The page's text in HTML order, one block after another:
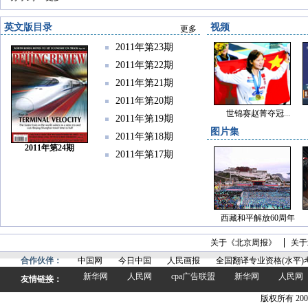
英文版目录 更多
2011年第24期
2011年第23期
2011年第22期
2011年第21期
2011年第20期
2011年第19期
2011年第18期
2011年第17期
视频
世锦赛赵菁夺冠...
图片集
西藏和平解放60周年
关于《北京周报》
关
合作伙伴：
中国网 今日中国 人民画报
全国翻译专业资格(水平)
友情链接：
新华网 人民网 cpa广告联盟 新华网 人民网
版权所有